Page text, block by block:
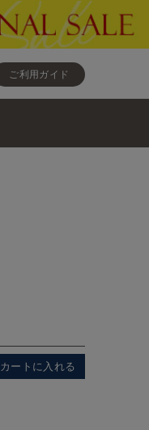
ご利用ガイド
カートに入れる